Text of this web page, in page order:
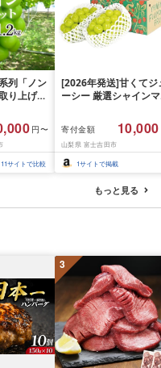
列「ノン
り上げら
プス市
カット
房)ふる
め 山梨
送料無
円〜
11サイトで比較
[2026年発送]甘くてジ
ーシー 厳選シャインマ
月前半(1〜15日)から
月下旬までの発送) フ
ーツ ぶどう 果物 山梨
産 2026 旬 大粒 高級
寄付金額 10,000
山梨県 富士吉田市
1サイトで掲載
もっと見る
3